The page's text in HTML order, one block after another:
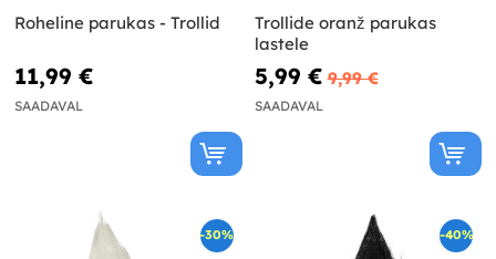
Roheline parukas - Trollid
11,99 €
SAADAVAL
Trollide oranž parukas
lastele
5,99 € 9,99 €
SAADAVAL
-30% -40%